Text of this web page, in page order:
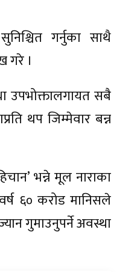
गर्नुका साथै
गरे ।
उपभोक्तालगायत सबै
थप जिम्मेवार बन्न
भन्ने मूल नाराका
६० करोड मानिसले
गुमाउनुपर्ने अवस्था